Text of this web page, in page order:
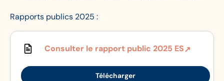
Rapports publics 2025 :
Consulter le rapport public 2025 ES
Télécharger